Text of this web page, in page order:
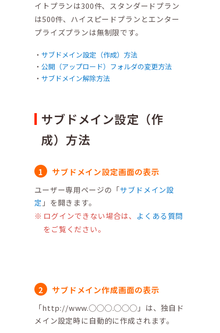
イトプランは300件、スタンダードプラン
は500件、ハイスピードプランとエンター
プライズプランは無制限です。
サブドメイン設定（作成）方法
公開（アップロード）フォルダの変更方法
サブドメイン解除方法
サブドメイン設定（作
成）方法
サブドメイン設定画面の表示
ユーザー専用ページの「サブドメイン設
定 」を開きます。
ログインできない場合は、 よくある質問
をご覧ください。
サブドメイン作成画面の表示
「http://www.◯◯◯.◯◯◯」は、独自ド
メイン設定時に自動的に作成されます。